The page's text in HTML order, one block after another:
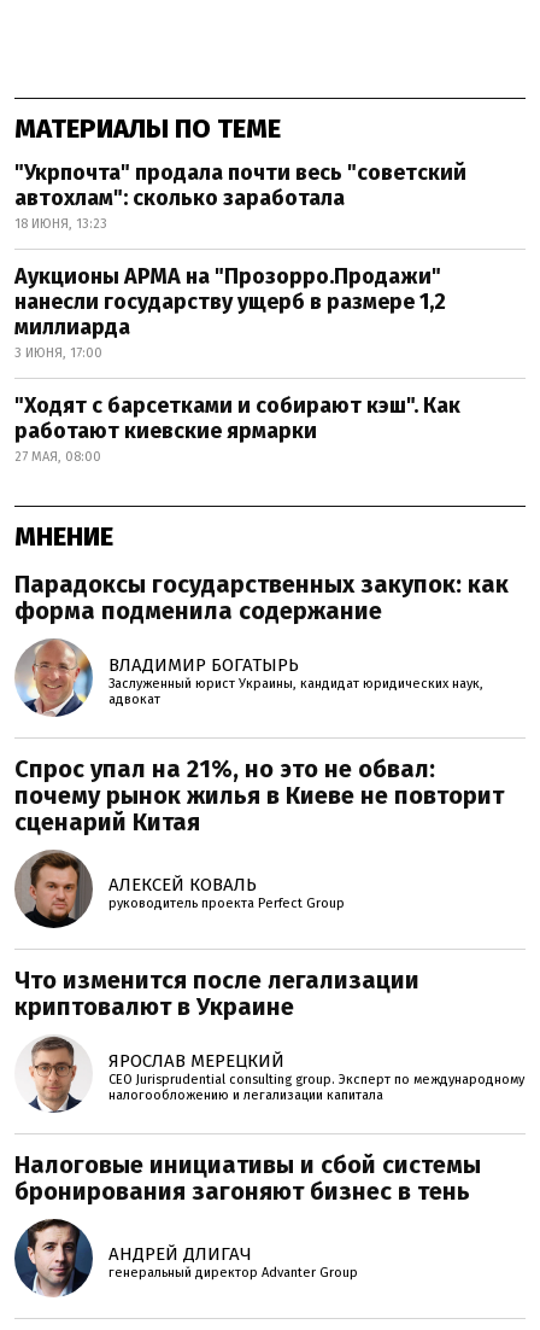
МАТЕРИАЛЫ ПО ТЕМЕ
"Укрпочта" продала почти весь "советский
автохлам": сколько заработала
18 ИЮНЯ, 13:23
Аукционы АРМА на "Прозорро.Продажи"
нанесли государству ущерб в размере 1,2
миллиарда
3 ИЮНЯ, 17:00
"Ходят с барсетками и собирают кэш". Как
работают киевские ярмарки
27 МАЯ, 08:00
МНЕНИЕ
Парадоксы государственных закупок: как
форма подменила содержание
ВЛАДИМИР БОГАТЫРЬ
Заслуженный юрист Украины, кандидат юридических наук,
адвокат
Спрос упал на 21%, но это не обвал:
почему рынок жилья в Киеве не повторит
сценарий Китая
АЛЕКСЕЙ КОВАЛЬ
руководитель проекта Perfеct Group
Что изменится после легализации
криптовалют в Украине
ЯРОСЛАВ МЕРЕЦКИЙ
CEO Jurisprudential consulting group. Эксперт по международному
налогообложению и легализации капитала
Налоговые инициативы и сбой системы
бронирования загоняют бизнес в тень
АНДРЕЙ ДЛИГАЧ
генеральный директор Advanter Group